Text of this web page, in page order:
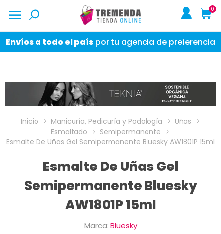
0
Envíos a todo el país por tu agencia de preferencia
Inicio Manicuría, Pedicuría y Podología
Uñas
Esmaltado
Semipermanente
Esmalte De Uñas Gel Semipermanente Bluesky AW1801P 15ml
Esmalte De Uñas Gel
Semipermanente Bluesky
AW1801P 15ml
Marca: Bluesky